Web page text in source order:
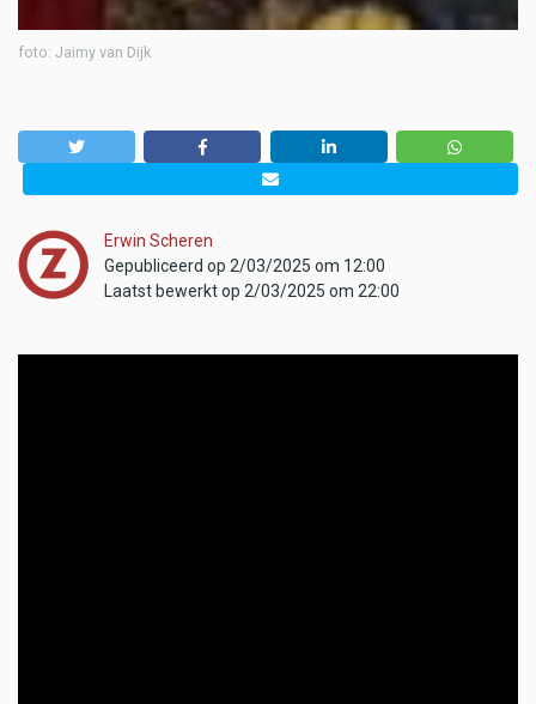
foto: Jaimy van Dijk
Erwin Scheren
Gepubliceerd op 2/03/2025 om 12:00
Laatst bewerkt op 2/03/2025 om 22:00